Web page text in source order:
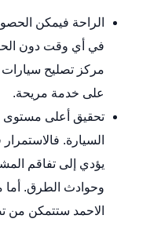
الراحة فيمكن
في أي وقت دون
مركز تصليح سيارات
على خدمة مريحة.
تحقيق أعلى مستوى
السيارة.
يؤدي إلى تفاقم
وحوادث الطرق. أما
الاحمد ستتمكن من